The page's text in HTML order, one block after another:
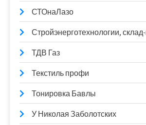
СТОнаЛазо
Стройэнерготехнологии,
ТДВ Газ
Текстиль профи
Тонировка Бавлы
У Николая Заболотских